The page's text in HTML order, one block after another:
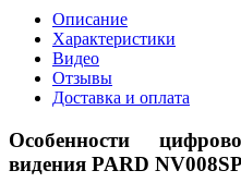
Описание
Характеристики
Видео
Отзывы
Доставка и оплата
Особенности
видения PARD